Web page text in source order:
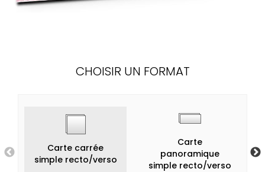
CHOISIR UN FORMAT
Carte carrée
simple recto/verso
Carte
panoramique
simple recto/verso